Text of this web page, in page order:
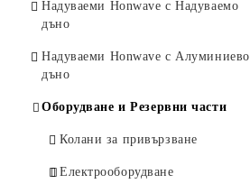
Honda Верижни триони
Honda Зарядни
GX340
GX390
Филтри
Свещи, Лули
Бутала, Биели, Сегменти
Карбуратори и други
Надуваеми Honwave с Надуваемо
дъно
Надуваеми Honwave с Алуминиево
дъно
Оборудване и Резервни части
Колани за привързване
Електрооборудване